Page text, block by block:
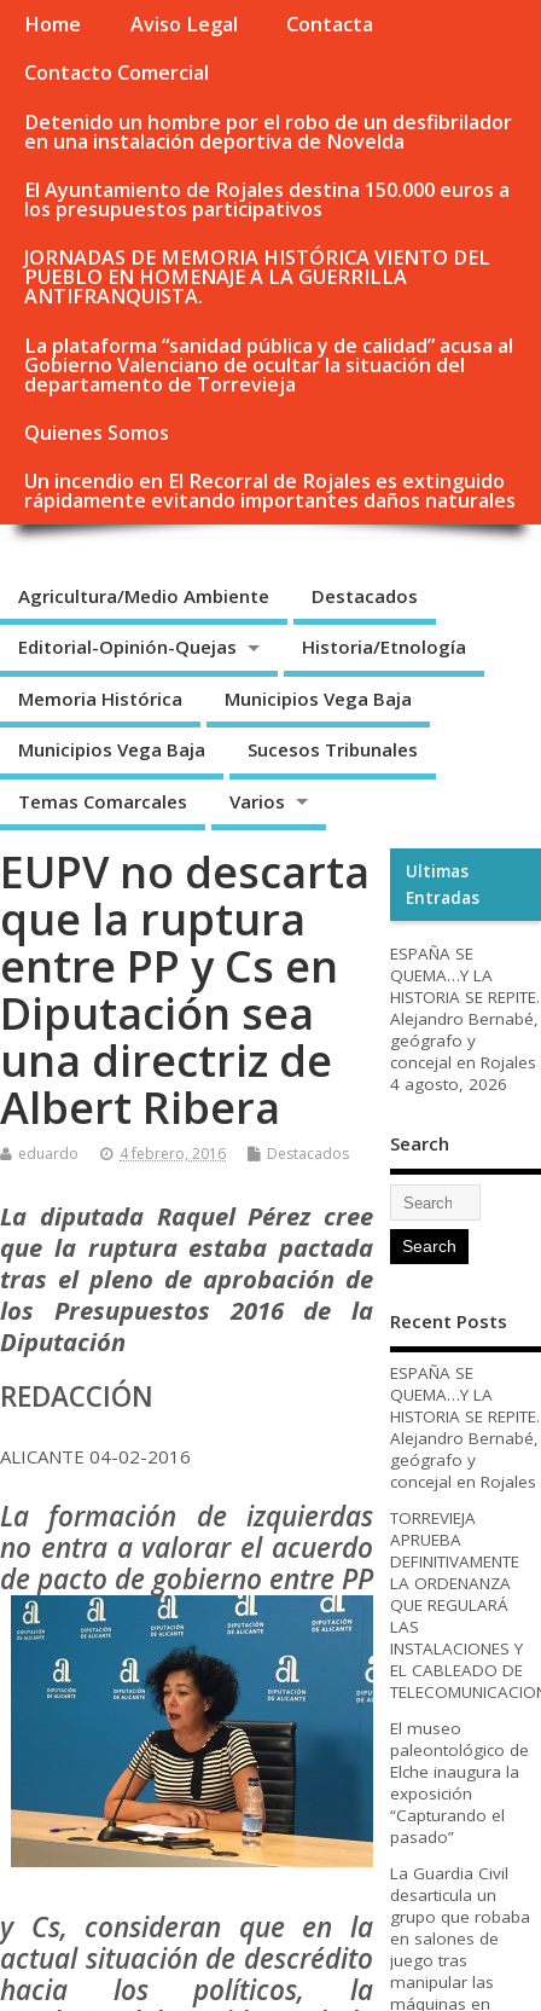
Home Aviso Legal
Contacta
Contacto Comercial
Detenido un hombre por el robo de un desfibrilador
en una instalación deportiva de Novelda
El Ayuntamiento de Rojales destina 150.000 euros a
los presupuestos participativos
JORNADAS DE MEMORIA HISTÓRICA VIENTO DEL
PUEBLO EN HOMENAJE A LA GUERRILLA
ANTIFRANQUISTA.
La plataforma “sanidad pública y de calidad” acusa al
Gobierno Valenciano de ocultar la situación del
departamento de Torrevieja
Quienes Somos
Un incendio en El Recorral de Rojales es extinguido
rápidamente evitando importantes daños naturales
Agricultura/Medio Ambiente Destacados
Editorial-Opinión-Quejas Historia/Etnología
Memoria Histórica Municipios Vega Baja
Municipios Vega Baja Sucesos Tribunales
Temas Comarcales Varios
EUPV no descarta
que la ruptura
entre PP y Cs en
Diputación sea
una directriz de
Albert Ribera
eduardo 4 febrero, 2016 Destacados
La diputada Raquel Pérez cree
que la ruptura estaba pactada
tras el pleno de aprobación de
los Presupuestos 2016 de la
Diputación
REDACCIÓN
ALICANTE 04-02-2016
La formación de izquierdas
no entra a valorar el acuerdo
de pacto de gobierno entre PP
y Cs, consideran que en la
actual situación de descrédito
hacia los políticos, la
Ultimas
Entradas
ESPAÑA SE
QUEMA…Y LA
HISTORIA SE REPITE.
Alejandro Bernabé,
geógrafo y
concejal en Rojales
4 agosto, 2026
Search
Recent Posts
ESPAÑA SE
QUEMA…Y LA
HISTORIA SE REPITE.
Alejandro Bernabé,
geógrafo y
concejal en Rojales
TORREVIEJA
APRUEBA
DEFINITIVAMENTE
LA ORDENANZA
QUE REGULARÁ
LAS
INSTALACIONES Y
EL CABLEADO DE
El museo
paleontológico de
Elche inaugura la
exposición
“Capturando el
pasado”
La Guardia Civil
desarticula un
grupo que robaba
en salones de
juego tras
manipular las
máquinas en